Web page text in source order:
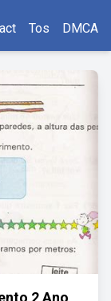
Tos DMCA
2 Ano